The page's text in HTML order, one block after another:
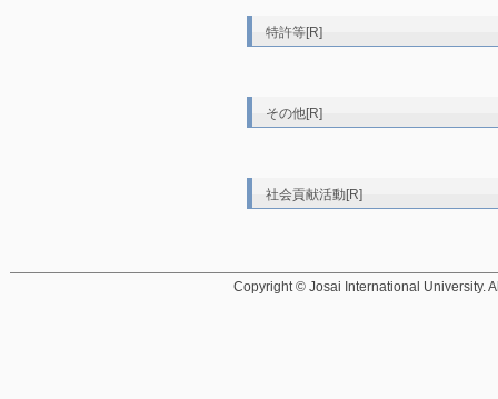
特許等[R]
その他[R]
社会貢献活動[R]